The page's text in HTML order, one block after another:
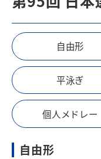
自由形
平泳ぎ
個人メドレー
自由形